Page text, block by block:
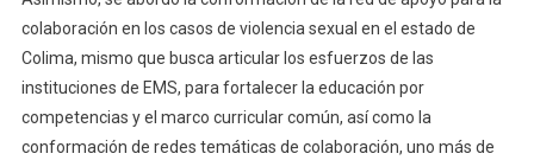
colaboración en los casos de violencia sexual en el estado de
Colima, mismo que busca articular los esfuerzos de las
instituciones de EMS, para fortalecer la educación por
competencias y el marco curricular común, así como la
conformación de redes temáticas de colaboración, uno más de